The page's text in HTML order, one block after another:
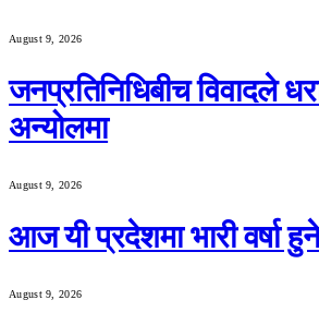
August 9, 2026
जनप्रतिनिधिबीच विवादले
अन्योलमा
August 9, 2026
आज यी प्रदेशमा भारी वर्षा हुने
August 9, 2026